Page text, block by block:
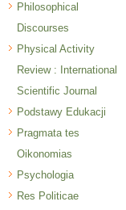
Philosophical
Discourses
Physical Activity
Review : International
Scientific Journal
Podstawy Edukacji
Pragmata tes
Oikonomias
Psychologia
Res Politicae